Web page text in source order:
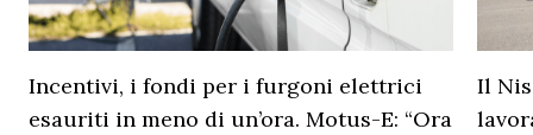
Incentivi, i fondi per i furgoni elettrici
esauriti in meno di un’ora. Motus-E: “Ora
Il